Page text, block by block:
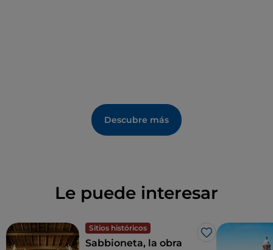
Descubre más
Le puede interesar
Sitios históricos
Me gusta
Sabbioneta, la obra